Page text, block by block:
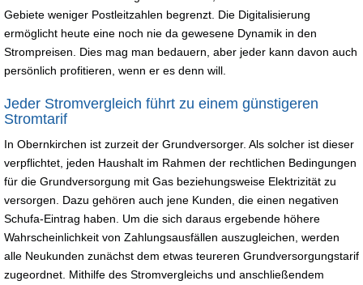
Gebiete weniger Postleitzahlen begrenzt. Die Digitalisierung
ermöglicht heute eine noch nie da gewesene Dynamik in den
Strompreisen. Dies mag man bedauern, aber jeder kann davon auch
persönlich profitieren, wenn er es denn will.
Jeder Stromvergleich führt zu einem günstigeren
Stromtarif
In Obernkirchen ist zurzeit der Grundversorger. Als solcher ist dieser
verpflichtet, jeden Haushalt im Rahmen der rechtlichen Bedingungen
für die Grundversorgung mit Gas beziehungsweise Elektrizität zu
versorgen. Dazu gehören auch jene Kunden, die einen negativen
Schufa-Eintrag haben. Um die sich daraus ergebende höhere
Wahrscheinlichkeit von Zahlungsausfällen auszugleichen, werden
alle Neukunden zunächst dem etwas teureren Grundversorgungstarif
zugeordnet. Mithilfe des Stromvergleichs und anschließendem